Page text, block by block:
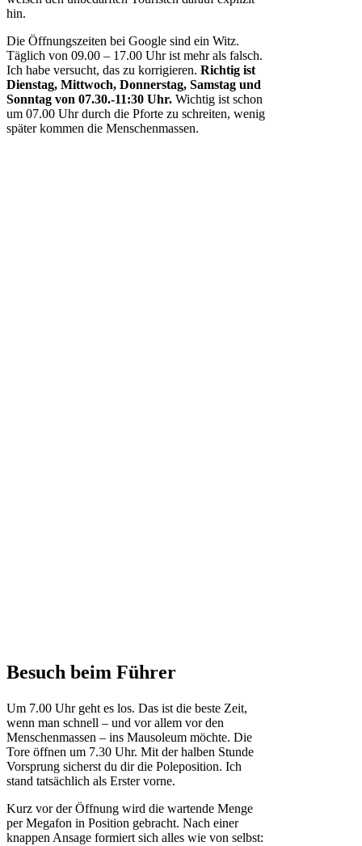
hin.
Die Öffnungszeiten bei Google sind ein Witz.
Täglich von 09.00 – 17.00 Uhr ist mehr als falsch.
Ich habe versucht, das zu korrigieren. Richtig ist
Dienstag, Mittwoch, Donnerstag, Samstag und
Sonntag von 07.30.-11:30 Uhr. Wichtig ist schon
um 07.00 Uhr durch die Pforte zu schreiten, wenig
später kommen die Menschenmassen.
Besuch beim Führer
Um 7.00 Uhr geht es los. Das ist die beste Zeit,
wenn man schnell – und vor allem vor den
Menschenmassen – ins Mausoleum möchte. Die
Tore öffnen um 7.30 Uhr. Mit der halben Stunde
Vorsprung sicherst du dir die Poleposition. Ich
stand tatsächlich als Erster vorne.
Kurz vor der Öffnung wird die wartende Menge
per Megafon in Position gebracht. Nach einer
knappen Ansage formiert sich alles wie von selbst: